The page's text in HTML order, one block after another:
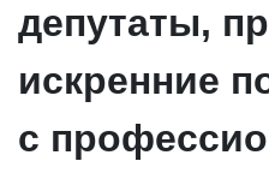
депутаты,
искренние
с